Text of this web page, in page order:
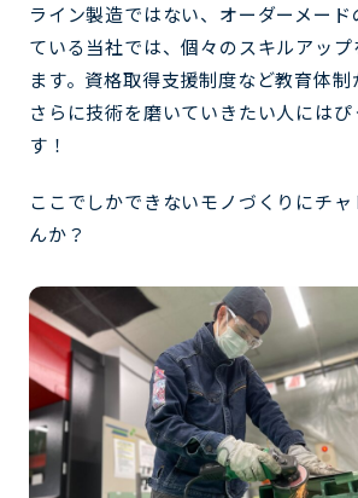
ライン製造ではない、オーダーメード
ている当社では、個々のスキルアッ
ます。資格取得支援制度など教育体制
さらに技術を磨いていきたい人には
す！
ここでしかできないモノづくりにチ
んか？